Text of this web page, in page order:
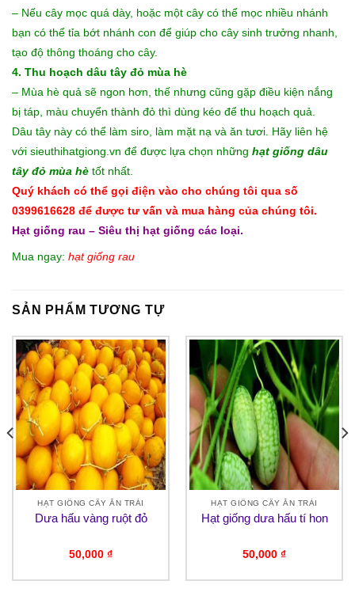
– Nếu cây mọc quá dày, hoặc một cây có thể mọc nhiều nhánh
bạn có thể tỉa bớt nhánh con để giúp cho cây sinh trưởng nhanh,
tạo độ thông thoáng cho cây.
4. Thu hoạch dâu tây đỏ mùa hè
– Mùa hè quả sẽ ngon hơn, thế nhưng cũng gặp điều kiện nắng
bị táp, màu chuyển thành đỏ thì dùng kéo để thu hoạch quả.
Dâu tây này có thể làm siro, làm mặt nạ và ăn tươi. Hãy liên hệ
với sieuthihatgiong.vn để được lựa chọn những hạt giống dâu
tây đỏ mùa hè tốt nhất.
Quý khách có thể gọi điện vào cho chúng tôi qua số
0399616628 để được tư vấn và mua hàng của chúng tôi.
Hạt giống rau – Siêu thị hạt giống các loại.
Mua ngay: hạt giống rau
SẢN PHẨM TƯƠNG TỰ
HẠT GIỐNG CÂY ĂN TRÁI
Dưa hấu vàng ruột đỏ
50,000 ₫
HẠT GIỐNG CÂY ĂN TRÁI
Hạt giống dưa hấu tí hon
50,000 ₫